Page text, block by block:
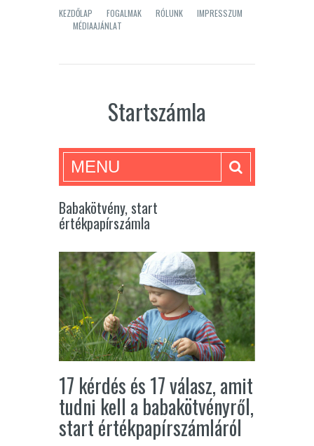
KEZDŐLAP FOGALMAK RÓLUNK
IMPRESSZUM
MÉDIAAJÁNLAT
Startszámla
MENU
Babakötvény, start
értékpapírszámla
17 kérdés és 17 válasz, amit
tudni kell a babakötvényről,
start értékpapírszámláról